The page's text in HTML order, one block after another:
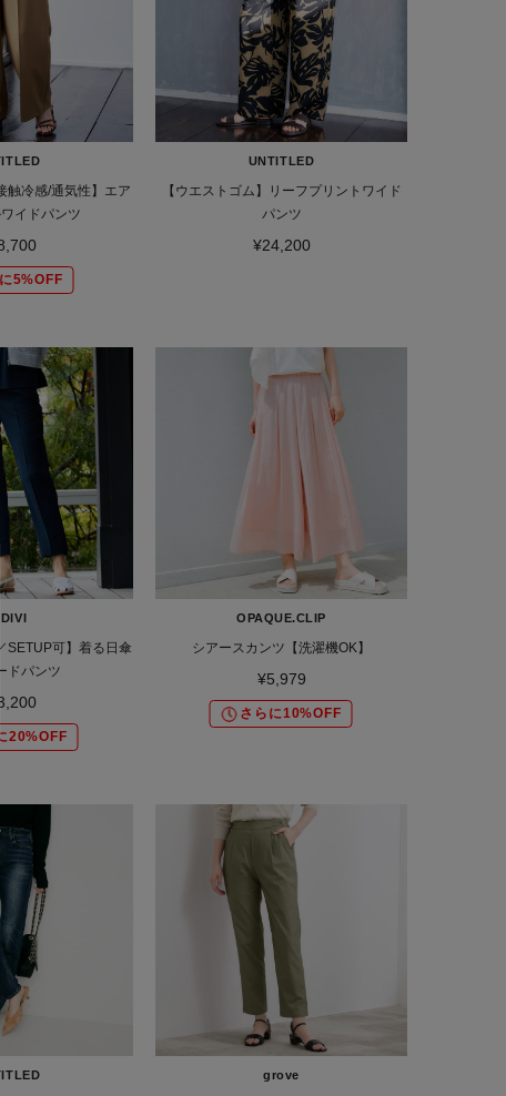
触冷感/通気性】エア
イドパンツ
5%OFF
UNTITLED
【ウエストゴム】リーフプリントワイド
パンツ
¥24,200
SETUP可】着る日傘
ドパンツ
20%OFF
OPAQUE.CLIP
シアースカンツ【洗濯機OK】
¥5,979
さらに10%OFF
grove